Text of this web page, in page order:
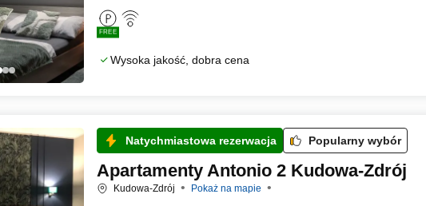
FREE
Wysoka jakość, dobra cena
Natychmiastowa rezerwacja Popularny wybór
Apartamenty Antonio 2 Kudowa-Zdrój
Kudowa-Zdrój Pokaż na mapie